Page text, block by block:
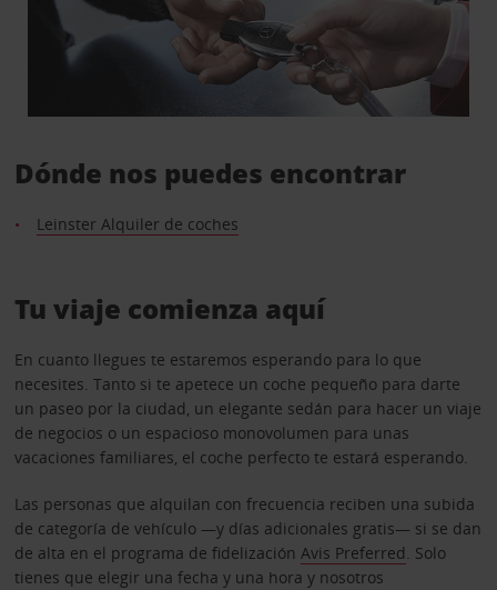
Dónde nos puedes encontrar
Leinster Alquiler de coches
Tu viaje comienza aquí
En cuanto llegues te estaremos esperando para lo que
necesites. Tanto si te apetece un coche pequeño para darte
un paseo por la ciudad, un elegante sedán para hacer un viaje
de negocios o un espacioso monovolumen para unas
vacaciones familiares, el coche perfecto te estará esperando.
Las personas que alquilan con frecuencia reciben una subida
de categoría de vehículo —y días adicionales gratis— si se dan
de alta en el programa de fidelización Avis Preferred. Solo
tienes que elegir una fecha y una hora y nosotros